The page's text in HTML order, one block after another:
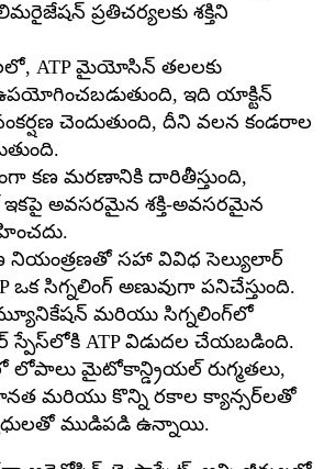
ప్రతిచర్యలకు శక్తిని
ATP మైయోసిన్ తలలకు
ఉపయోగించబడుతుంది, ఇది యాక్టిన్
చెందుతుంది, దీని వలన కండరాల
కణ మరణానికి దారితీస్తుంది,
ఇకపై అవసరమైన శక్తి-అవసరమైన
నియంత్రణతో సహా వివిధ సెల్యులార్
ఒక సిగ్నలింగ్ అణువుగా పనిచేస్తుంది.
మరియు సిగ్నలింగ్‌లో
స్పేస్‌లోకి ATP విడుదల చేయబడింది.
లోపాలు మైటోకాన్డ్రియల్ రుగ్మతలు,
మరియు కొన్ని రకాల క్యాన్సర్‌లతో
ముడిపడి ఉన్నాయి.